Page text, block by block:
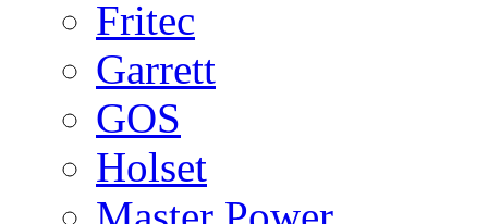
Fritec
Garrett
GOS
Holset